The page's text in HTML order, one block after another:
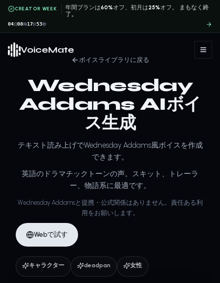
CREATOR WEEK 年間プランは60%オフ、初月は25%オフ。
まもなく終
了。
04日08時17分53秒
VoiceMate
ボイスライブラリに戻る
Wednesday
Addams AIボイ
ス生成
テキスト読み上げでWednesday Addams風ボイスを作成
できます。
英語のドラマチックトーンの声。スキット、トレーラ
ー、物語系に最適です。
Wednesday Addamsと提携・公式関係はありません。責任ある利
用をお願いします。
Webで試す
キャラクター deadpan 女性